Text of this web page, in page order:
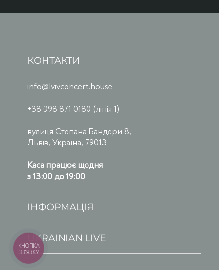
КОНТАКТИ
info@lvivconcert.house
+38 098 871 0180 (лінія 1)
вулиця Степана Бандери 8,
Львів, Україна, 79013
Каса працює щодня
з 13:00 до 19:00
ІНФОРМАЦІЯ
UKRAINIAN LIVE
КНОПКА
ЗВ'ЯЗКУ